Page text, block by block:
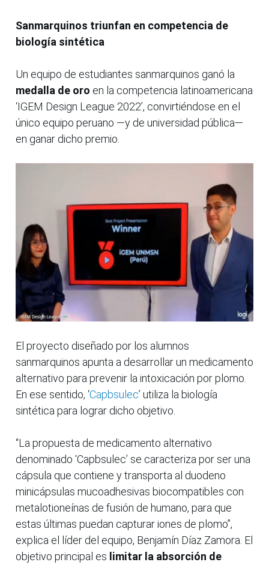
Sanmarquinos triunfan en competencia de
biología sintética
Un equipo de estudiantes sanmarquinos ganó la
medalla de oro en la competencia latinoamericana
‘IGEM Design League 2022’, convirtiéndose en el
único equipo peruano —y de universidad pública—
en ganar dicho premio.
El proyecto diseñado por los alumnos
sanmarquinos apunta a desarrollar un medicamento
alternativo para prevenir la intoxicación por plomo.
En ese sentido, ‘Capbsulec’ utiliza la biología
sintética para lograr dicho objetivo.
“La propuesta de medicamento alternativo
denominado ‘Capbsulec’ se caracteriza por ser una
cápsula que contiene y transporta al duodeno
minicápsulas mucoadhesivas biocompatibles con
metalotioneínas de fusión de humano, para que
estas últimas puedan capturar iones de plomo”,
explica el líder del equipo, Benjamín Díaz Zamora. El
objetivo principal es limitar la absorción de